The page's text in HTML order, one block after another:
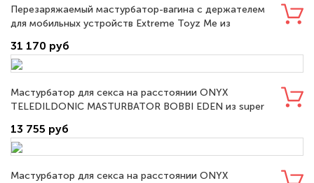
Перезаряжаемый мастурбатор-вагина с держателем
для мобильных устройств Extreme Toyz Me из
31 170 руб
Мастурбатор для секса на расстоянии ONYX
TELEDILDONIC MASTURBATOR BOBBI EDEN из super
13 755 руб
Мастурбатор для секса на расстоянии ONYX